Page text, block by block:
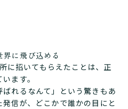
に飛び込める
に招いてもらえたことは、正
ます。
ばれるなんて」という驚きもあ
信が、どこかで誰かの目にと